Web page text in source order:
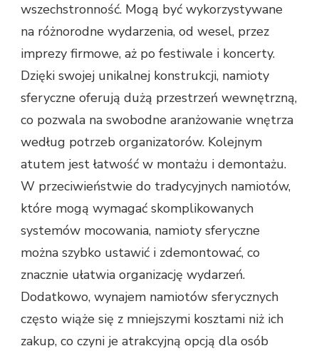
wszechstronność. Mogą być wykorzystywane
na różnorodne wydarzenia, od wesel, przez
imprezy firmowe, aż po festiwale i koncerty.
Dzięki swojej unikalnej konstrukcji, namioty
sferyczne oferują dużą przestrzeń wewnętrzną,
co pozwala na swobodne aranżowanie wnętrza
według potrzeb organizatorów. Kolejnym
atutem jest łatwość w montażu i demontażu.
W przeciwieństwie do tradycyjnych namiotów,
które mogą wymagać skomplikowanych
systemów mocowania, namioty sferyczne
można szybko ustawić i zdemontować, co
znacznie ułatwia organizację wydarzeń.
Dodatkowo, wynajem namiotów sferycznych
często wiąże się z mniejszymi kosztami niż ich
zakup, co czyni je atrakcyjną opcją dla osób